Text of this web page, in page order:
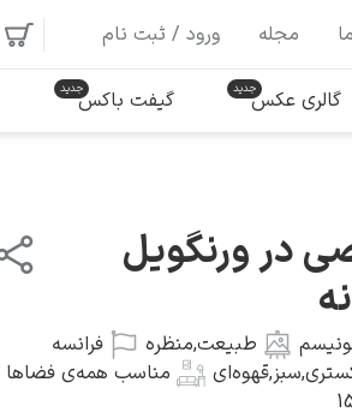
مجله ورود / ثبت نام
گالری عکس گیفت باکس
در ورنگویل
طبیعت,منظره
فرانسه
,سبز,قهوه‌ای
مناسب همه‌ی فضاها